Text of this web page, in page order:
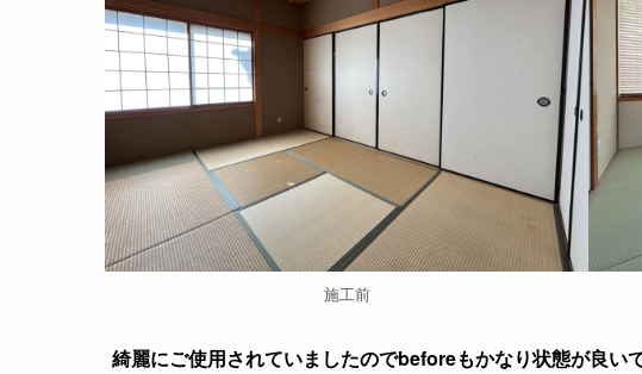
施工前
綺麗にご使用されていましたのでbeforeもかなり状態が良い